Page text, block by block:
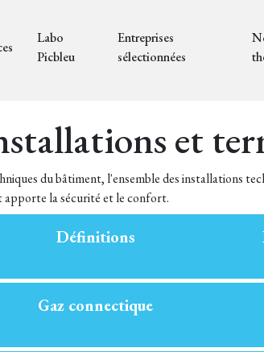
Labo
Picbleu
Entreprises
sélectionnées
et
du bâtiment, l'ensemble des installations
la sécurité et le confort.
Définitions
Gaz connectique